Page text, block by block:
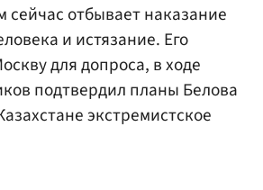
сейчас отбывает наказание
и истязание. Его
для допроса, в ходе
подтвердил планы Белова
экстремистское